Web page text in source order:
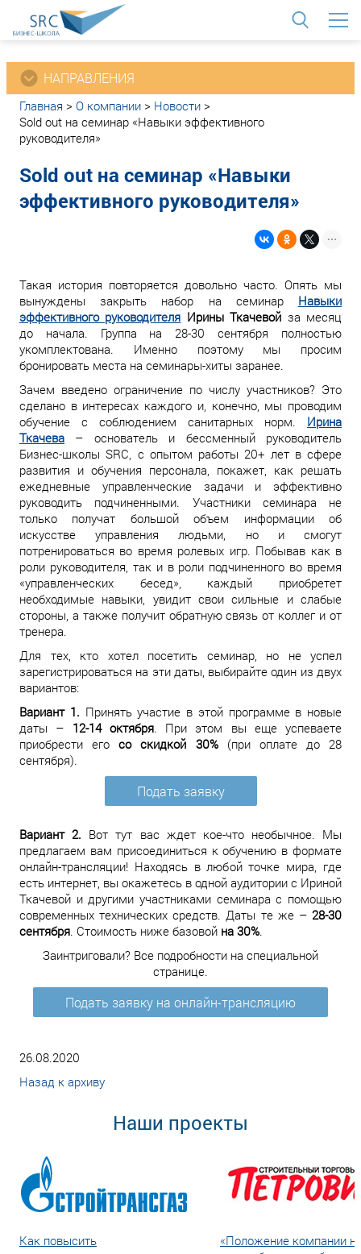
НАПРАВЛЕНИЯ
Главная > О компании > Новости >
Sold out на семинар «Навыки эффективного
руководителя»
Sold out на семинар «Навыки
эффективного руководителя»
Такая история повторяется довольно часто. Опять мы
вынуждены закрыть набор на семинар Навыки
эффективного руководителя Ирины Ткачевой за месяц
до начала. Группа на 28-30 сентября полностью
укомплектована. Именно поэтому мы просим
бронировать места на семинары-хиты заранее.
Зачем введено ограничение по числу участников? Это
сделано в интересах каждого и, конечно, мы проводим
обучение с соблюдением санитарных норм. Ирина
Ткачева – основатель и бессменный руководитель
Бизнес-школы SRC, с опытом работы 20+ лет в сфере
развития и обучения персонала, покажет, как решать
ежедневные управленческие задачи и эффективно
руководить подчиненными. Участники семинара не
только получат большой объем информации об
искусстве управления людьми, но и смогут
потренироваться во время ролевых игр. Побывав как в
роли руководителя, так и в роли подчиненного во время
«управленческих бесед», каждый приобретет
необходимые навыки, увидит свои сильные и слабые
стороны, а также получит обратную связь от коллег и от
тренера.
Для тех, кто хотел посетить семинар, но не успел
зарегистрироваться на эти даты, выбирайте один из двух
вариантов:
Вариант 1. Принять участие в этой программе в новые
даты – 12-14 октября. При этом вы еще успеваете
приобрести егосо скидкой 30%(при оплате до 28
сентября).
Подать заявку
Вариант 2. Вот тут вас ждет кое-что необычное. Мы
предлагаем вам присоединиться к обучению в формате
онлайн-трансляции! Находясь в любой точке мира, где
есть интернет, вы окажетесь в одной аудитории с Ириной
Ткачевой и другими участниками семинара с помощью
современных технических средств. Даты те же – 28-30
сентября. Стоимость ниже базовой на 30%.
Заинтриговали? Все подробности на специальной
странице.
Подать заявку на онлайн-трансляцию
26.08.2020
Назад к архиву
Наши проекты
Как повысить
«Положение компании